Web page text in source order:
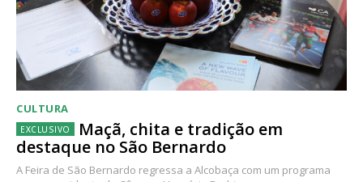
CULTURA
Maçã, chita e tradição em
destaque no São Bernardo
A Feira de São Bernardo regressa a Alcobaça com um programa